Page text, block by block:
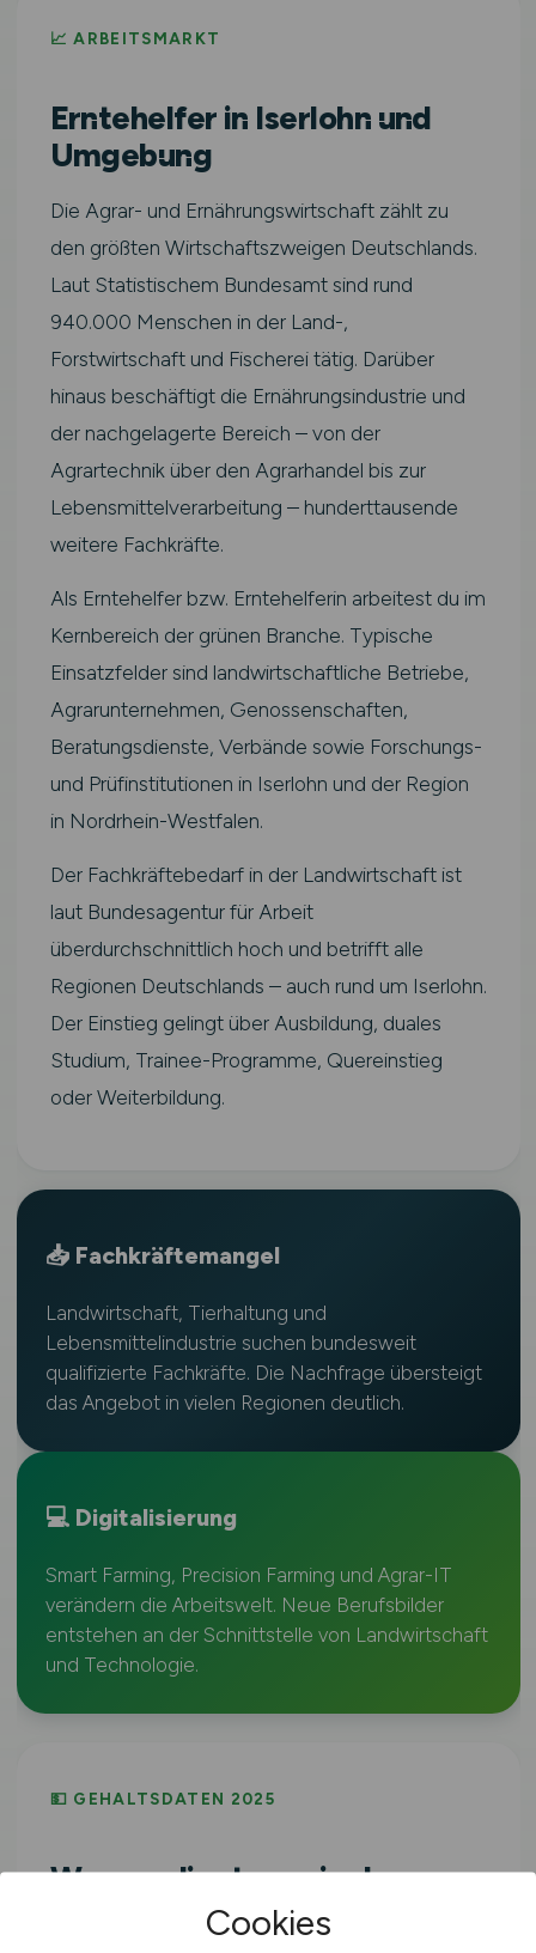
📈 ARBEITSMARKT
Erntehelfer in Iserlohn und
Umgebung
Die Agrar- und Ernährungswirtschaft zählt zu
den größten Wirtschaftszweigen Deutschlands.
Laut Statistischem Bundesamt sind rund
940.000 Menschen in der Land-,
Forstwirtschaft und Fischerei tätig. Darüber
hinaus beschäftigt die Ernährungsindustrie und
der nachgelagerte Bereich – von der
Agrartechnik über den Agrarhandel bis zur
Lebensmittelverarbeitung – hunderttausende
weitere Fachkräfte.
Als Erntehelfer bzw. Erntehelferin arbeitest du im
Kernbereich der grünen Branche. Typische
Einsatzfelder sind landwirtschaftliche Betriebe,
Agrarunternehmen, Genossenschaften,
Beratungsdienste, Verbände sowie Forschungs-
und Prüfinstitutionen in Iserlohn und der Region
in Nordrhein-Westfalen.
Der Fachkräftebedarf in der Landwirtschaft ist
laut Bundesagentur für Arbeit
überdurchschnittlich hoch und betrifft alle
Regionen Deutschlands – auch rund um Iserlohn.
Der Einstieg gelingt über Ausbildung, duales
Studium, Trainee-Programme, Quereinstieg
oder Weiterbildung.
📥 Fachkräftemangel
Landwirtschaft, Tierhaltung und
Lebensmittelindustrie suchen bundesweit
qualifizierte Fachkräfte. Die Nachfrage übersteigt
das Angebot in vielen Regionen deutlich.
💻 Digitalisierung
Smart Farming, Precision Farming und Agrar-IT
verändern die Arbeitswelt. Neue Berufsbilder
entstehen an der Schnittstelle von Landwirtschaft
und Technologie.
💵 GEHALTSDATEN 2025
Was verdient man in der
Agrarwirtschaft?
Cookies